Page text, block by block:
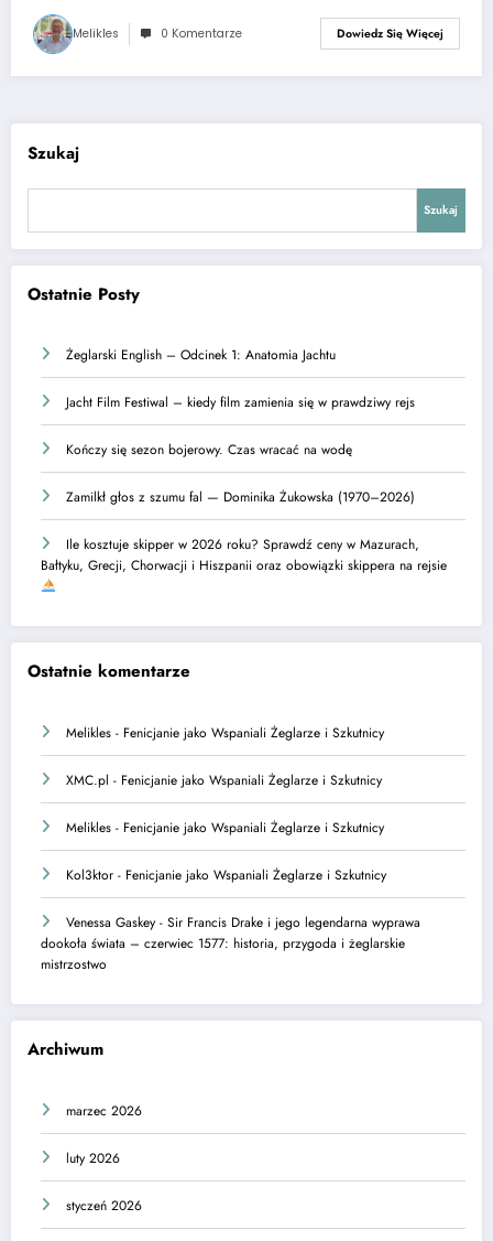
Melikles 0 Komentarze Dowiedz Się Więcej
Szukaj
Szukaj
Ostatnie Posty
Żeglarski English – Odcinek 1: Anatomia Jachtu
Jacht Film Festiwal – kiedy film zamienia się w prawdziwy rejs
Kończy się sezon bojerowy. Czas wracać na wodę
Zamilkł głos z szumu fal — Dominika Żukowska (1970–2026)
Ile kosztuje skipper w 2026 roku? Sprawdź ceny w Mazurach,
Bałtyku, Grecji, Chorwacji i Hiszpanii oraz obowiązki skippera na rejsie
Ostatnie komentarze
Melikles - Fenicjanie jako Wspaniali Żeglarze i Szkutnicy
XMC.pl - Fenicjanie jako Wspaniali Żeglarze i Szkutnicy
Melikles - Fenicjanie jako Wspaniali Żeglarze i Szkutnicy
Kol3ktor - Fenicjanie jako Wspaniali Żeglarze i Szkutnicy
Venessa Gaskey - Sir Francis Drake i jego legendarna wyprawa
dookoła świata – czerwiec 1577: historia, przygoda i żeglarskie
mistrzostwo
Archiwum
marzec 2026
luty 2026
styczeń 2026